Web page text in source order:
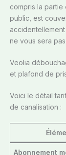
compris la
public, est
ne vous sera
Veolia
et plafond de
Voici le détail
de canalisation :
Abonnement